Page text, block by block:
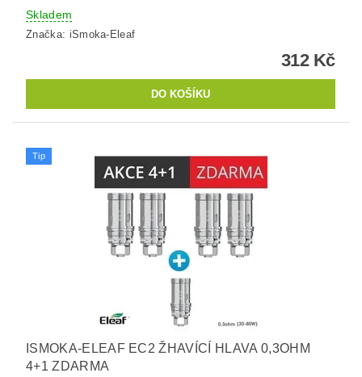
Skladem
Značka: iSmoka-Eleaf
312 Kč
Tip
ISMOKA-ELEAF EC2 ŽHAVÍCÍ HLAVA 0,3OHM
4+1 ZDARMA